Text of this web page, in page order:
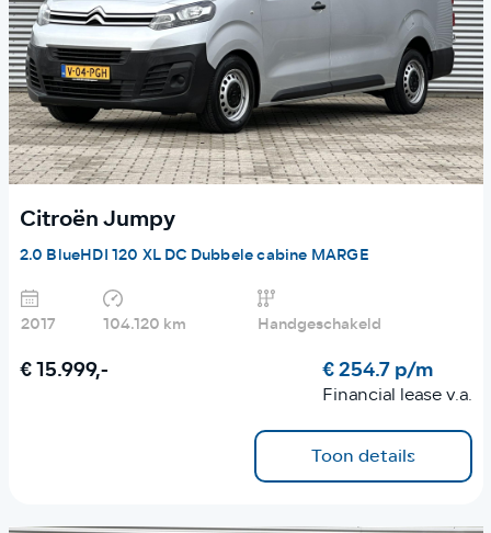
Citroën Jumpy
2.0 BlueHDI 120 XL DC Dubbele cabine MARGE
2017 104.120 km Handgeschakeld
€ 15.999,- € 254.7 p/m
Financial lease v.a.
Toon details